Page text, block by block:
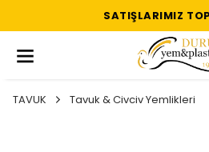
SATIŞLARIMIZ
TAVUK Tavuk & Civciv Yemlikleri